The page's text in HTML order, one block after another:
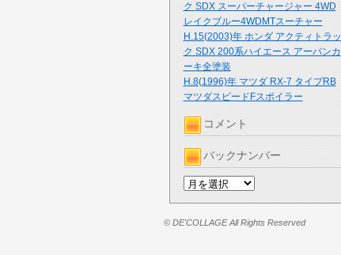
ク SDX スーパーチャージャー 4WD
レイクブルー4WDMTスーチャー
H.15(2003)年 ホンダ アクティトラッ
ク SDX 200系ハイエース アーバンカ
ーキ全塗装
H.8(1996)年 マツダ RX-7 タイプRB
マツダスピードFスポイラー
コメント
バックナンバー
© DE'COLLAGE All Rights Reserved